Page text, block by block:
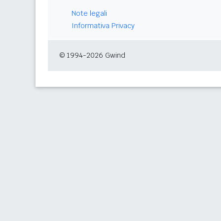
Note legali
Informativa Privacy
© 1994-2026 Gwind